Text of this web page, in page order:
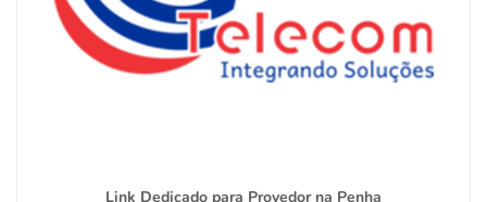
Link Dedicado para Provedor na Penha